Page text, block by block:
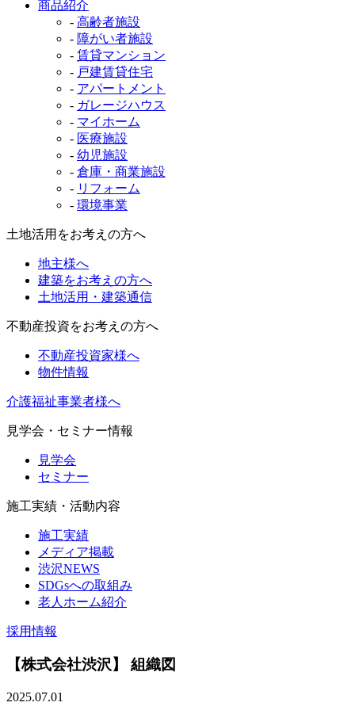
商品紹介
- 高齢者施設
- 障がい者施設
- 賃貸マンション
- 戸建賃貸住宅
- アパートメント
- ガレージハウス
- マイホーム
- 医療施設
- 幼児施設
- 倉庫・商業施設
- リフォーム
- 環境事業
土地活用をお考えの方へ
地主様へ
建築をお考えの方へ
土地活用・建築通信
不動産投資をお考えの方へ
不動産投資家様へ
物件情報
介護福祉事業者様へ
見学会・セミナー情報
見学会
セミナー
施工実績・活動内容
施工実績
メディア掲載
渋沢NEWS
SDGsへの取組み
老人ホーム紹介
採用情報
【株式会社渋沢】 組織図
2025.07.01